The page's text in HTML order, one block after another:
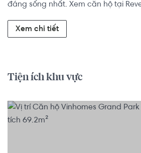
đáng sống nhất. Xem căn hộ tại
Xem chi tiết
Tiện ích khu vực